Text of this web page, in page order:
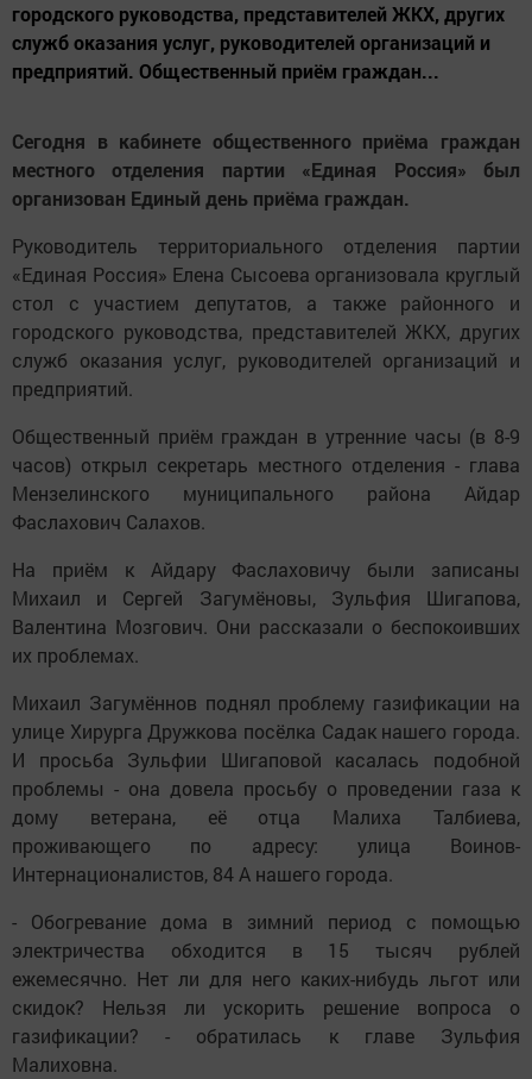
городского руководства, представителей ЖКХ, других
служб оказания услуг, руководителей организаций и
предприятий. Общественный приём граждан...
Сегодня в кабинете общественного приёма граждан
местного отделения партии «Единая Россия» был
организован Единый день приёма граждан.
Руководитель территориального отделения партии
«Единая Россия» Елена Сысоева организовала круглый
стол с участием депутатов, а также районного и
городского руководства, представителей ЖКХ, других
служб оказания услуг, руководителей организаций и
предприятий.
Общественный приём граждан в утренние часы (в 8-9
часов) открыл секретарь местного отделения - глава
Мензелинского муниципального района Айдар
Фаслахович Салахов.
На приём к Айдару Фаслаховичу были записаны
Михаил и Сергей Загумёновы, Зульфия Шигапова,
Валентина Мозгович. Они рассказали о беспокоивших
их проблемах.
Михаил Загумённов поднял проблему газификации на
улице Хирурга Дружкова посёлка Садак нашего города.
И просьба Зульфии Шигаповой касалась подобной
проблемы - она довела просьбу о проведении газа к
дому ветерана, её отца Малиха Талбиева,
проживающего по адресу: улица Воинов-
Интернационалистов, 84 А нашего города.
- Обогревание дома в зимний период с помощью
электричества обходится в 15 тысяч рублей
ежемесячно. Нет ли для него каких-нибудь льгот или
скидок? Нельзя ли ускорить решение вопроса о
газификации? - обратилась к главе Зульфия
Малиховна.